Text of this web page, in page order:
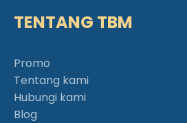
TENTANG TBM
Promo
Tentang kami
Hubungi kami
Blog